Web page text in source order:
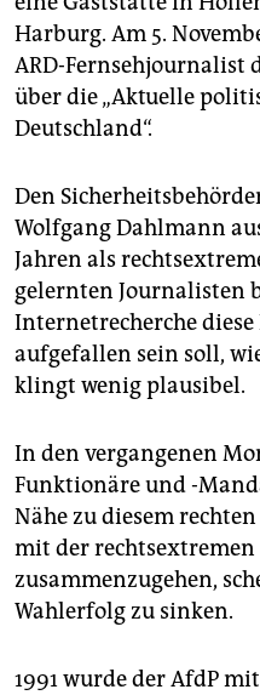
Harburg. Am 5.
ARD-Fernsehjournalist
über die „Aktuelle
Deutschland“.
Den
Wolfgang Dahlmann
Jahren als
gelernten Journalisten
Internetrecherche
aufgefallen sein soll,
klingt wenig plausibel.
In den vergangenen
Funktionäre und -
Nähe zu diesem
mit der rechtsextremen
zusammenzugehen,
Wahlerfolg zu sinken.
1991 wurde der AfdP